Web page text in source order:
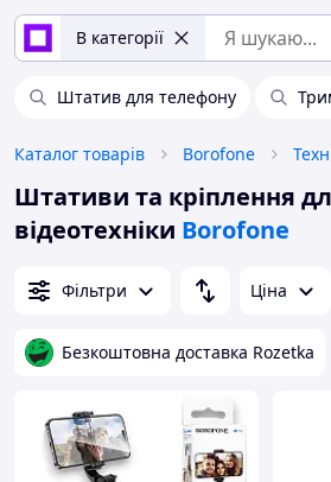
В категорії
Штатив для телефону
Каталог товарів Borofone
Штативи та кріплення
відеотехніки Borofone
Фільтри Ціна
Безкоштовна доставка Rozetka